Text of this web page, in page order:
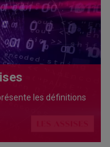
les définitions